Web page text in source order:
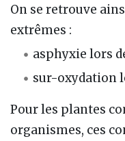
On se retrouve
extrêmes :
asphyxie lors
sur-oxydation
Pour les plantes
organismes, ces